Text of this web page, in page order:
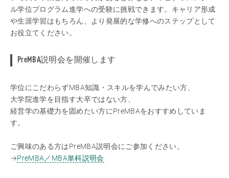
ル学位プログラム進学への受験に挑戦できます。キャリア形成
や生涯学習はもちろん、より発展的な学修へのステップとして
お役立てください。
PreMBA説明会を開催します
学位にこだわらずMBA知識・スキルを学んでみたい方、
大学院進学を目指す大卒ではない方、
経営学の基礎力を固めたい方にPreMBAをおすすめしていま
す。
ご興味のある方はPreMBA説明会にご参加ください。
→PreMBA／MBA単科説明会